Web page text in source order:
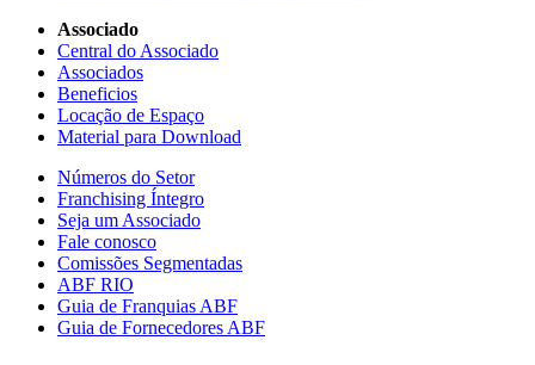
Associado
Central do Associado
Associados
Beneficios
Locação de Espaço
Material para Download
Números do Setor
Franchising Íntegro
Seja um Associado
Fale conosco
Comissões Segmentadas
ABF RIO
Guia de Franquias ABF
Guia de Fornecedores ABF